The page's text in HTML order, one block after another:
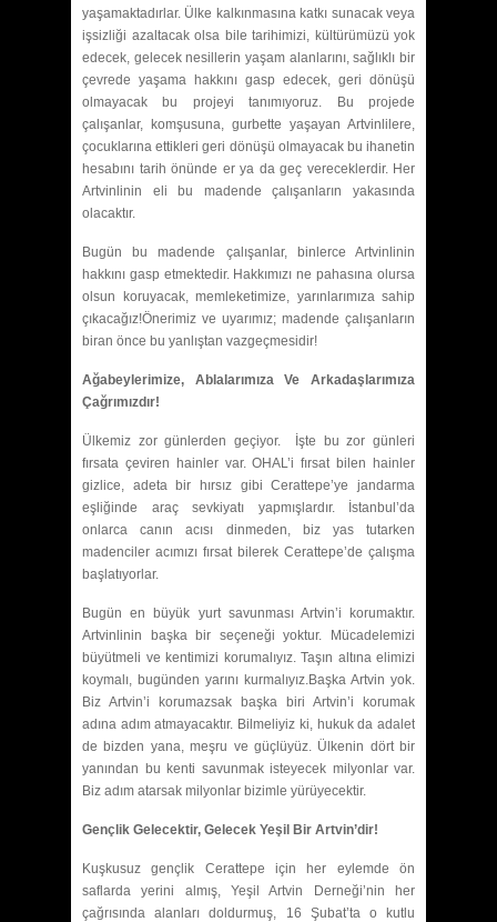
yaşamaktadırlar. Ülke kalkınmasına katkı sunacak veya
işsizliği azaltacak olsa bile tarihimizi, kültürümüzü yok
edecek, gelecek nesillerin yaşam alanlarını, sağlıklı bir
çevrede yaşama hakkını gasp edecek, geri dönüşü
olmayacak bu projeyi tanımıyoruz. Bu projede
çalışanlar, komşusuna, gurbette yaşayan Artvinlilere,
çocuklarına ettikleri geri dönüşü olmayacak bu ihanetin
hesabını tarih önünde er ya da geç vereceklerdir. Her
Artvinlinin eli bu madende çalışanların yakasında
olacaktır.
Bugün bu madende çalışanlar, binlerce Artvinlinin
hakkını gasp etmektedir. Hakkımızı ne pahasına olursa
olsun koruyacak, memleketimize, yarınlarımıza sahip
çıkacağız!Önerimiz ve uyarımız; madende çalışanların
biran önce bu yanlıştan vazgeçmesidir!
Ağabeylerimize, Ablalarımıza Ve Arkadaşlarımıza
Çağrımızdır!
Ülkemiz zor günlerden geçiyor. İşte bu zor günleri
fırsata çeviren hainler var. OHAL’i fırsat bilen hainler
gizlice, adeta bir hırsız gibi Cerattepe’ye jandarma
eşliğinde araç sevkiyatı yapmışlardır. İstanbul’da
onlarca canın acısı dinmeden, biz yas tutarken
madenciler acımızı fırsat bilerek Cerattepe’de çalışma
başlatıyorlar.
Bugün en büyük yurt savunması Artvin’i korumaktır.
Artvinlinin başka bir seçeneği yoktur. Mücadelemizi
büyütmeli ve kentimizi korumalıyız. Taşın altına elimizi
koymalı, bugünden yarını kurmalıyız.Başka Artvin yok.
Biz Artvin’i korumazsak başka biri Artvin’i korumak
adına adım atmayacaktır. Bilmeliyiz ki, hukuk da adalet
de bizden yana, meşru ve güçlüyüz. Ülkenin dört bir
yanından bu kenti savunmak isteyecek milyonlar var.
Biz adım atarsak milyonlar bizimle yürüyecektir.
Gençlik Gelecektir, Gelecek Yeşil Bir Artvin’dir!
Kuşkusuz gençlik Cerattepe için her eylemde ön
saflarda yerini almış, Yeşil Artvin Derneği’nin her
çağrısında alanları doldurmuş, 16 Şubat’ta o kutlu